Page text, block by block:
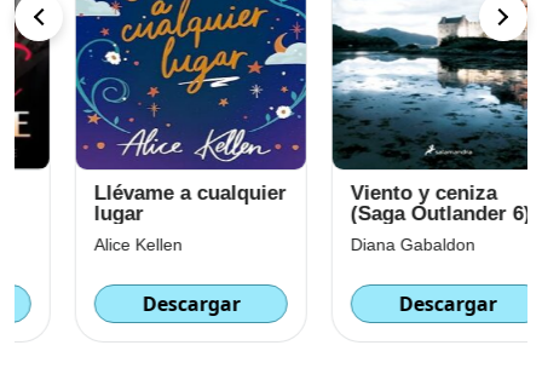
Llévame a cualquier
lugar
Alice Kellen
Descargar
Viento y ceniza
(Saga Outlander 6)
Diana Gabaldon
Descargar